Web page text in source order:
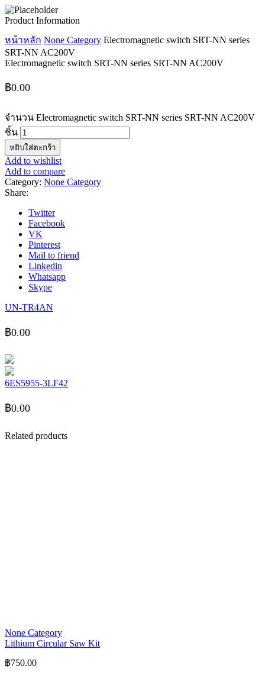
Product Information
หน้าหลัก None Category Electromagnetic switch SRT-NN series
SRT-NN AC200V
Electromagnetic switch SRT-NN series SRT-NN AC200V
฿0.00
จำนวน Electromagnetic switch SRT-NN series SRT-NN AC200V
ชิ้น
หยิบใส่ตะกร้า
Add to wishlist
Add to compare
Category: None Category
Share:
Twitter
Facebook
VK
Pinterest
Mail to friend
Linkedin
Whatsapp
Skype
UN-TR4AN
฿0.00
6ES5955-3LF42
฿0.00
Related products
None Category
Lithium Circular Saw Kit
฿750.00